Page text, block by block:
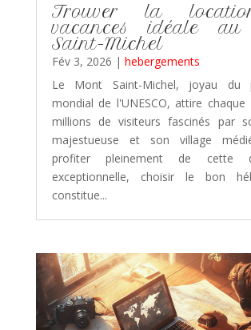
Trouver la
vacances idéale
Saint-Michel
Fév 3, 2026 | hebergements
Le Mont Saint-Michel, joyau du
mondial de l'UNESCO, attire chaque
millions de visiteurs fascinés par
majestueuse et son village
profiter pleinement de cette
exceptionnelle, choisir le bon
constitue...